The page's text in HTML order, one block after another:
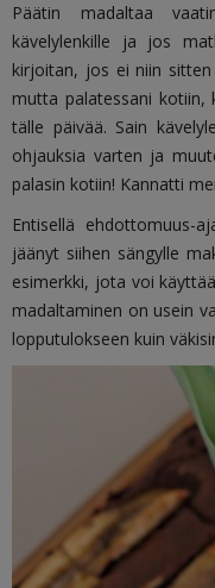
Päätin madaltaa
kävelylenkille ja jos
kirjoitan, jos ei niin
mutta palatessani
tälle päivää. Sain
ohjauksia varten ja
palasin kotiin! Kannatti
Entisellä ehdottomuus-
jäänyt siihen sängylle
esimerkki, jota voi
madaltaminen on usein
lopputulokseen kuin